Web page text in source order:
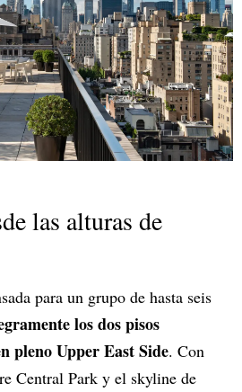
las alturas de
para un grupo de hasta seis
los dos pisos
pleno Upper East Side. Con
Central Park y el skyline de